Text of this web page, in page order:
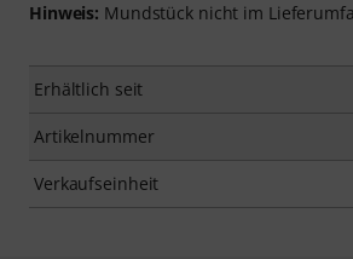
Hinweis: Mundstück nicht im
Erhältlich seit
Artikelnummer
Verkaufseinheit